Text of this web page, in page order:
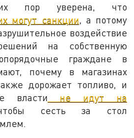
пор уверена, что
могут санкции, а потому
воздействие
на собственную
граждане в
почему в магазинах
дорожает топливо, и
власти не идут на
сесть за стол